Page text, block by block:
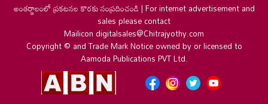
అంతర్జాలంలో ప్రకటనల కొరకు సంప్రదించండి|For internet advertisement and
sales please contact
Mailicon digitalsales@Chitrajyothy.com
Copyright © and Trade Mark Notice owned by or licensed to
Aamoda Publications PVT Ltd.